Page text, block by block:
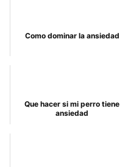
Como dominar la ansiedad
Que hacer si mi perro tiene
ansiedad